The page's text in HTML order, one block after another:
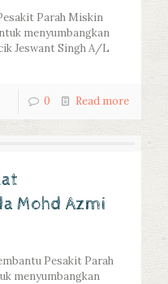
Parah Miskin
menyumbangkan
Jeswant Singh A/L
0 Read more
Mohd Azmi
Pesakit Parah
menyumbangkan